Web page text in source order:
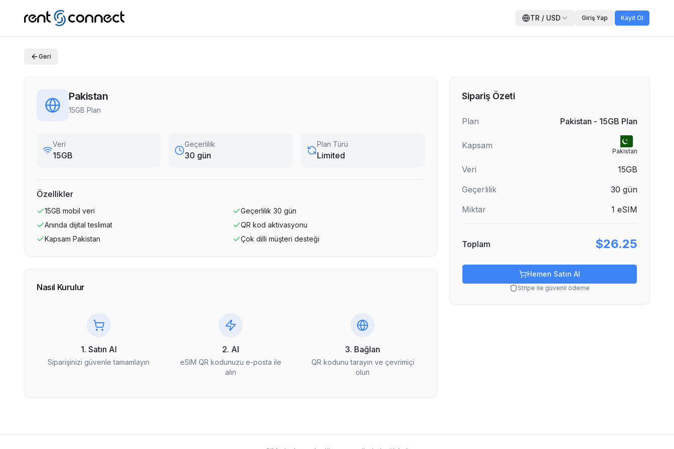
TR / USD Giriş Yap Kayıt Ol
Geri
Pakistan
15GB Plan
Veri
15GB
Geçerlilik
30 gün
Plan Türü
Limited
Özellikler
15GB mobil veri Geçerlilik 30 gün
Anında dijital teslimat
QR kod aktivasyonu
Kapsam Pakistan Çok dilli müşteri desteği
Nasıl Kurulur
1. Satın Al
Siparişinizi güvenle tamamlayın
2. Al
eSIM QR kodunuzu e-posta ile
alın
3. Bağlan
QR kodunu tarayın ve çevrimiçi
olun
Sipariş Özeti
Plan Pakistan - 15GB Plan
Kapsam
Pakistan
Veri
15GB
Geçerlilik
30 gün
Miktar
1 eSIM
Toplam $26.25
Hemen Satın Al
Stripe ile güvenli ödeme